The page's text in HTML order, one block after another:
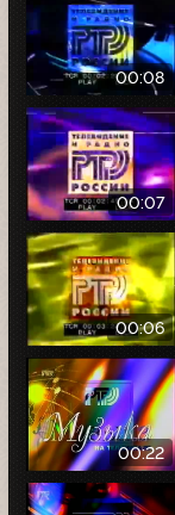
00:08
00:07
00:06
00:22